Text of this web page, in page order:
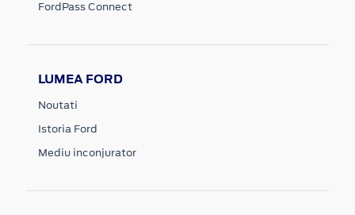
FordPass Connect
LUMEA FORD
Noutati
Istoria Ford
Mediu inconjurator